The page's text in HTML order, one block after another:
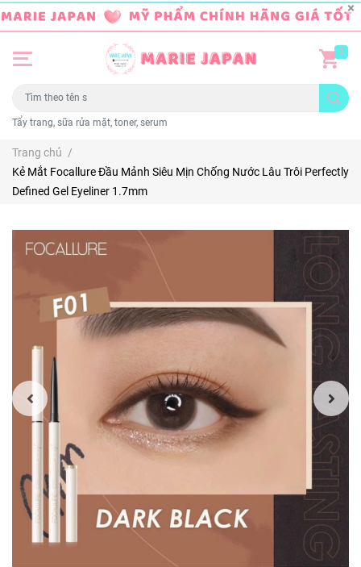
Tẩy trang, sữa rửa mặt, toner, serum
0
Trang chủ /
Kẻ Mắt Focallure Đầu Mảnh Siêu Mịn Chống Nước Lâu Trôi Perfectly
Defined Gel Eyeliner 1.7mm